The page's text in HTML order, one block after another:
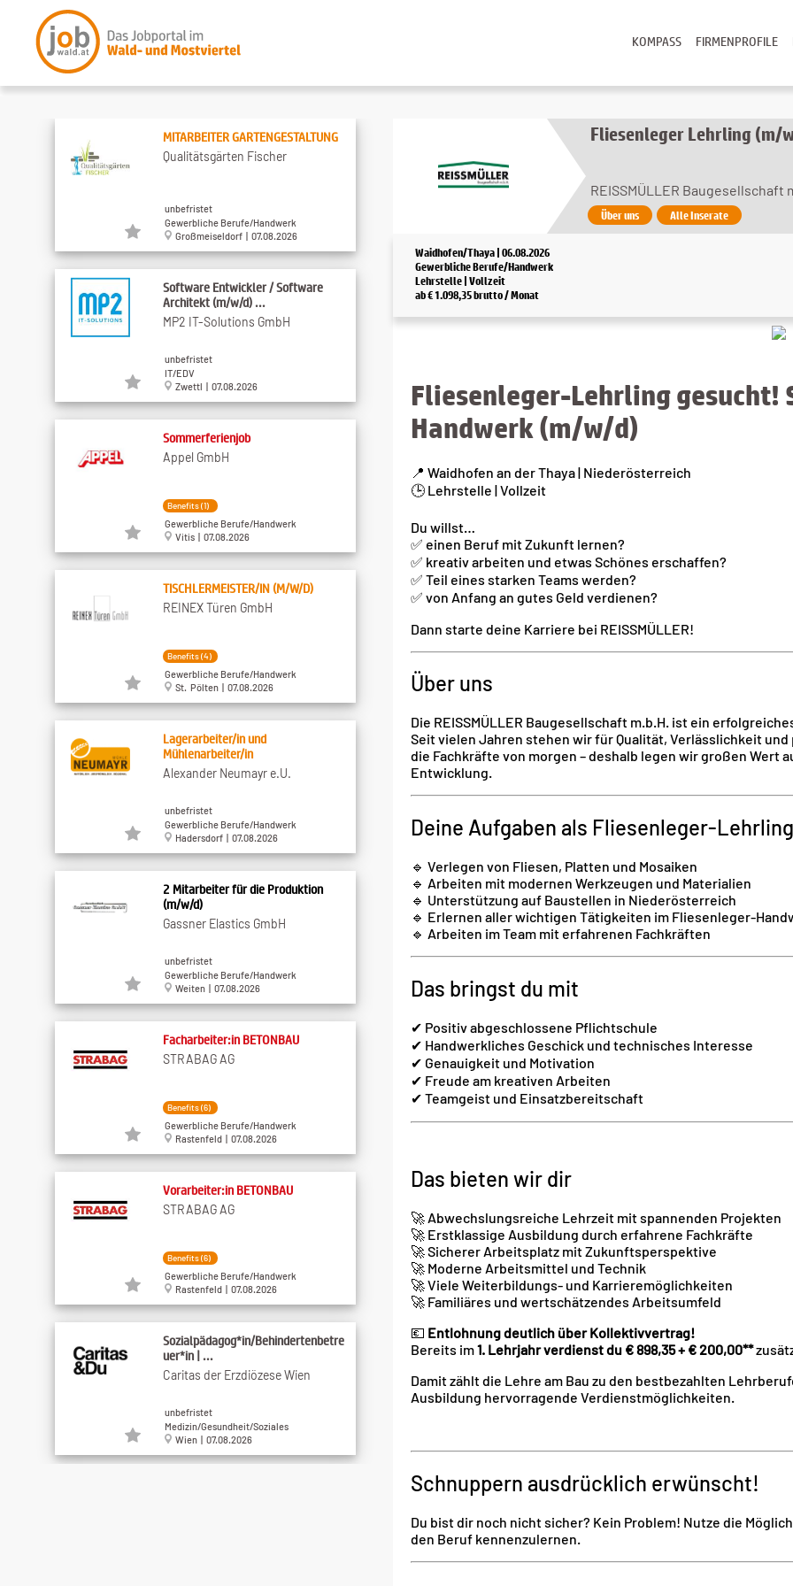
FIRMENPROFILE
KOMPASS
Fliesenleger Lehrling (m/
REISSMÜLLER Baugesellschaft
Über uns Alle Inserate
Waidhofen/Thaya | 06.08.2026
Gewerbliche Berufe/Handwerk
Lehrstelle | Vollzeit
ab € 1.098,35 brutto / Monat
Fliesenleger-Lehrling gesucht!
Handwerk (m/w/d)
📍 Waidhofen an der Thaya | Niederösterreich
🕒 Lehrstelle | Vollzeit
Du willst…
✅ einen Beruf mit Zukunft lernen?
✅ kreativ arbeiten und etwas Schönes erschaffen?
✅ Teil eines starken Teams werden?
✅ von Anfang an gutes Geld verdienen?
Dann starte deine Karriere bei REISSMÜLLER!
Über uns
Die REISSMÜLLER Baugesellschaft m.b.H. ist ein
Seit vielen Jahren stehen wir für Qualität, Verlässlichkeit
die Fachkräfte von morgen – deshalb legen wir großen
Entwicklung.
Deine Aufgaben als Fliesenleger-Lehrling
🔹 Verlegen von Fliesen, Platten und Mosaiken
🔹 Arbeiten mit modernen Werkzeugen und Materialien
🔹 Unterstützung auf Baustellen in Niederösterreich
🔹 Erlernen aller wichtigen Tätigkeiten im Fliesenleger-
🔹 Arbeiten im Team mit erfahrenen Fachkräften
Das bringst du mit
✔ Positiv abgeschlossene Pflichtschule
✔ Handwerkliches Geschick und technisches Interesse
✔ Genauigkeit und Motivation
✔ Freude am kreativen Arbeiten
✔ Teamgeist und Einsatzbereitschaft
Das bieten wir dir
🚀 Abwechslungsreiche Lehrzeit mit spannenden Projekten
🚀 Erstklassige Ausbildung durch erfahrene Fachkräfte
🚀 Sicherer Arbeitsplatz mit Zukunftsperspektive
🚀 Moderne Arbeitsmittel und Technik
🚀 Viele Weiterbildungs- und Karrieremöglichkeiten
🚀 Familiäres und wertschätzendes Arbeitsumfeld
💶 Entlohnung deutlich über Kollektivvertrag!
Bereits im1. Lehrjahr verdienst du € 898,35 + € 200,00**
Damit zählt die Lehre am Bau zu den bestbezahlten
Ausbildung hervorragende Verdienstmöglichkeiten.
Schnuppern ausdrücklich erwünscht!
Du bist dir noch nicht sicher? Kein Problem! Nutze die
den Beruf kennenzulernen.
MITARBEITER GARTENGESTALTUNG
Qualitätsgärten Fischer
unbefristet
Gewerbliche Berufe/Handwerk
Großmeiseldorf | 07.08.2026
Software Entwickler / Software
Architekt (m/w/d) ...
MP2 IT-Solutions GmbH
unbefristet
IT/EDV
Zwettl | 07.08.2026
Sommerferienjob
Appel GmbH
Benefits (1)
Gewerbliche Berufe/Handwerk
Vitis | 07.08.2026
TISCHLERMEISTER/IN (M/W/D)
REINEX Türen GmbH
Benefits (4)
Gewerbliche Berufe/Handwerk
St. Pölten | 07.08.2026
Lagerarbeiter/in und
Mühlenarbeiter/in
Alexander Neumayr e.U.
unbefristet
Gewerbliche Berufe/Handwerk
Hadersdorf | 07.08.2026
2 Mitarbeiter für die Produktion
(m/w/d)
Gassner Elastics GmbH
unbefristet
Gewerbliche Berufe/Handwerk
Weiten | 07.08.2026
Facharbeiter:in BETONBAU
STRABAG AG
Benefits (6)
Gewerbliche Berufe/Handwerk
Rastenfeld | 07.08.2026
Vorarbeiter:in BETONBAU
STRABAG AG
Benefits (6)
Gewerbliche Berufe/Handwerk
Rastenfeld | 07.08.2026
Sozialpädagog*in/Behindertenbetre
uer*in | ...
Caritas der Erzdiözese Wien
unbefristet
Medizin/Gesundheit/Soziales
Wien | 07.08.2026